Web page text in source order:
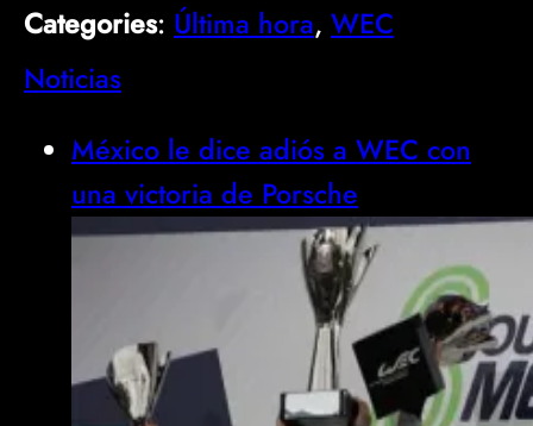
Categories: Última hora, WEC
Noticias
México le dice adiós a WEC con
una victoria de Porsche